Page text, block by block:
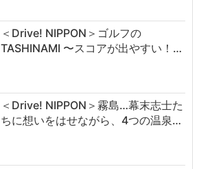
＜Drive! NIPPON＞ゴルフの
TASHINAMI 〜スコアが出やすい！…
＜Drive! NIPPON＞霧島…幕末志士た
ちに想いをはせながら、4つの温泉…